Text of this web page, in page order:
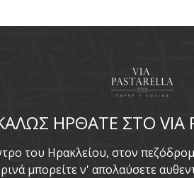
ΗΡΘΑΤΕ ΣΤΟ VIA
του Ηρακλείου, στον
μπορείτε ν' απολαύσετε